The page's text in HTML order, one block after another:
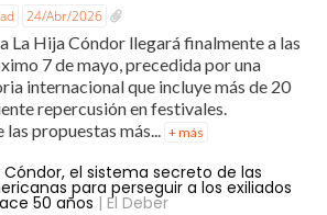
24/Abr/2026
La Hija Cóndor llegará finalmente a las
7 de mayo, precedida por una
internacional que incluye más de 20
repercusión en festivales.
las propuestas más... + más
el sistema secreto de las
para perseguir a los exiliados
50 años | El Deber